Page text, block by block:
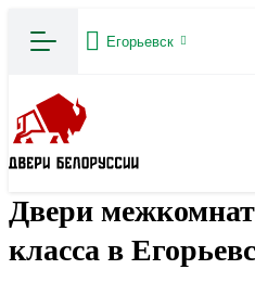
Егорьевск
Двери
класса в